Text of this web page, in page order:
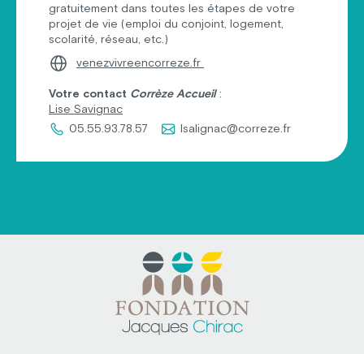
gratuitement dans toutes les étapes de votre
projet de vie (emploi du conjoint, logement,
scolarité, réseau, etc.)
venezvivreencorreze.fr
Votre contact Corrèze Accueil :
Lise Savignac
05.55.93.78.57
lsalignac@correze.fr